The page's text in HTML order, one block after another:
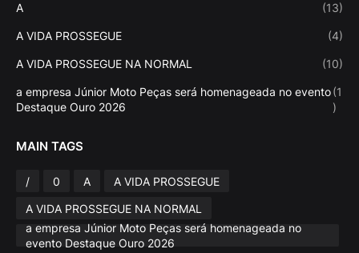
A (13)
A VIDA PROSSEGUE (4)
A VIDA PROSSEGUE NA NORMAL (10)
a empresa Júnior Moto Peças será homenageada no evento
Destaque Ouro 2026
(1
)
MAIN TAGS
/ 0 A
A VIDA PROSSEGUE
A VIDA PROSSEGUE NA NORMAL
a empresa Júnior Moto Peças será homenageada no
evento Destaque Ouro 2026